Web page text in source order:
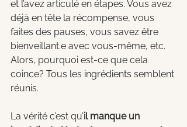
et l’avez articulé en étapes. Vous avez
déjà en tête la récompense, vous
faites des pauses, vous savez être
bienveillant.e avec vous-même, etc.
Alors, pourquoi est-ce que cela
coince? Tous les ingrédients semblent
réunis.
La vérité c’est qu’il manque un